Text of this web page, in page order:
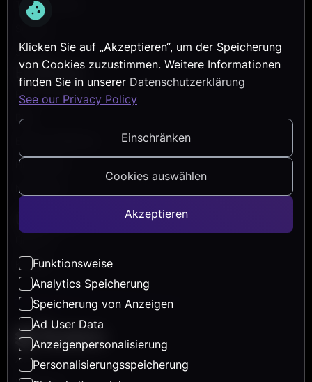
Klicken Sie auf „Akzeptieren“, um der Speicherung
von Cookies zuzustimmen. Weitere Informationen
finden Sie in unserer Datenschutzerklärung
See our Privacy Policy
Einschränken
Cookies auswählen
Akzeptieren
Funktionsweise
Analytics Speicherung
Speicherung von Anzeigen
Ad User Data
Anzeigenpersonalisierung
Personalisierungsspeicherung
Transformation
Services
Entdecken
Referenzprojekte
Blog
Help Center
Newsletter
Karriere
AGB